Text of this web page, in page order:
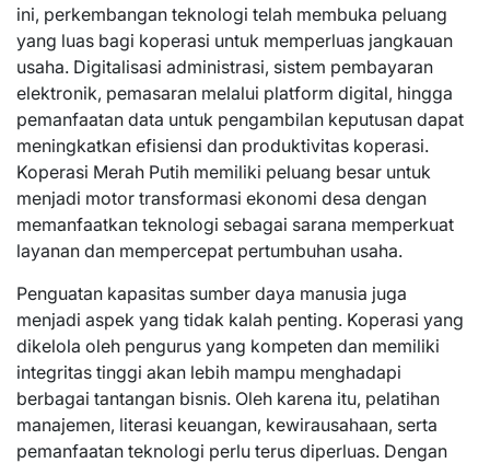
ini, perkembangan teknologi telah membuka peluang
yang luas bagi koperasi untuk memperluas jangkauan
usaha. Digitalisasi administrasi, sistem pembayaran
elektronik, pemasaran melalui platform digital, hingga
pemanfaatan data untuk pengambilan keputusan dapat
meningkatkan efisiensi dan produktivitas koperasi.
Koperasi Merah Putih memiliki peluang besar untuk
menjadi motor transformasi ekonomi desa dengan
memanfaatkan teknologi sebagai sarana memperkuat
layanan dan mempercepat pertumbuhan usaha.
Penguatan kapasitas sumber daya manusia juga
menjadi aspek yang tidak kalah penting. Koperasi yang
dikelola oleh pengurus yang kompeten dan memiliki
integritas tinggi akan lebih mampu menghadapi
berbagai tantangan bisnis. Oleh karena itu, pelatihan
manajemen, literasi keuangan, kewirausahaan, serta
pemanfaatan teknologi perlu terus diperluas. Dengan